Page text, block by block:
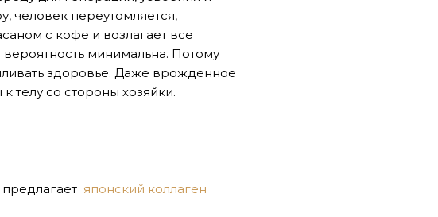
человек переутомляется,
с кофе и возлагает все
минимальна. Потому
здоровье. Даже врожденное
телу со стороны хозяйки.
японский коллаген